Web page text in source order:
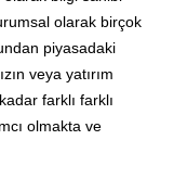
olarak birçok
piyasadaki
veya yatırım
farklı farklı
olmakta ve